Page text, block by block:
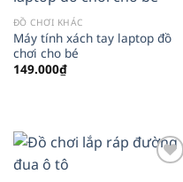
ĐỒ CHƠI KHÁC
Máy tính xách tay laptop đồ
chơi cho bé
149.000₫